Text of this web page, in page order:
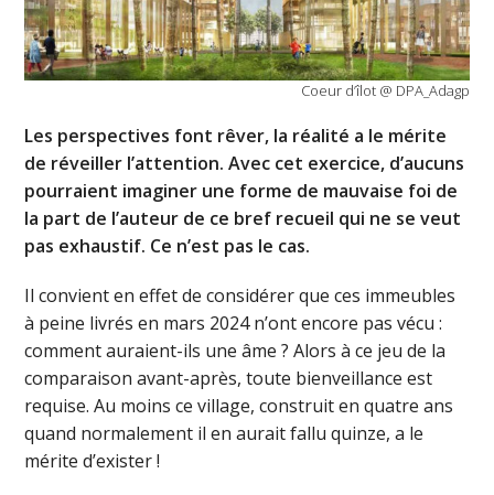
Coeur d’îlot @ DPA_Adagp
Les perspectives font rêver, la réalité a le mérite
de réveiller l’attention. Avec cet exercice, d’aucuns
pourraient imaginer une forme de mauvaise foi de
la part de l’auteur de ce bref recueil qui ne se veut
pas exhaustif. Ce n’est pas le cas.
Il convient en effet de considérer que ces immeubles
à peine livrés en mars 2024 n’ont encore pas vécu :
comment auraient-ils une âme ? Alors à ce jeu de la
comparaison avant-après, toute bienveillance est
requise. Au moins ce village, construit en quatre ans
quand normalement il en aurait fallu quinze, a le
mérite d’exister !